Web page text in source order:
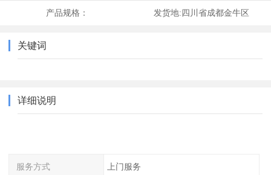
产品规格： 发货地:四川省成都金牛区
关键词
详细说明
服务方式 上门服务